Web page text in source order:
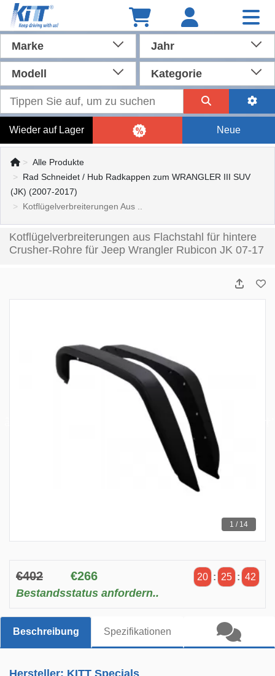
Marke Jahr
Modell Kategorie
Wieder auf Lager Neue
Alle Produkte
Rad Schneidet / Hub Radkappen zum WRANGLER III SUV
(JK) (2007-2017)
Kotflügelverbreiterungen Aus ..
Kotflügelverbreiterungen aus Flachstahl für hintere
Crusher-Rohre für Jeep Wrangler Rubicon JK 07-17
1 / 14
€402 €266 20 : 25 : 41
Bestandsstatus anfordern..
Beschreibung Spezifikationen
Hersteller: KITT Specials